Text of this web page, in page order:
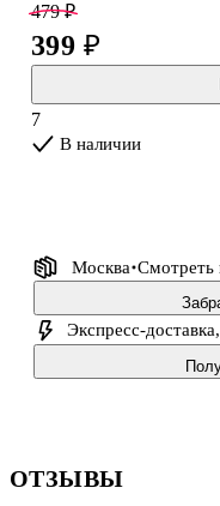
479 ₽
399 ₽
7
В наличии
Москва Смотреть
Экспресс-
ОТЗЫВЫ